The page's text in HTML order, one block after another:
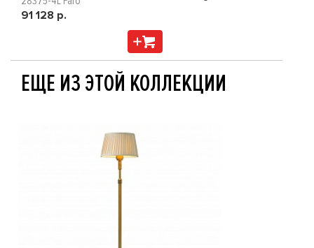
91 128 р.
ЕЩЕ ИЗ ЭТОЙ КОЛЛЕКЦИИ